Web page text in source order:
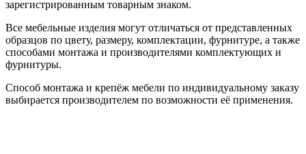
зарегистрированным товарным знаком.
Все мебельные изделия могут отличаться от представленных
образцов по цвету, размеру, комплектации, фурнитуре, а также
способами монтажа и производителями комплектующих и
фурнитуры.
Способ монтажа и крепёж мебели по индивидуальному заказу
выбирается производителем по возможности её применения.